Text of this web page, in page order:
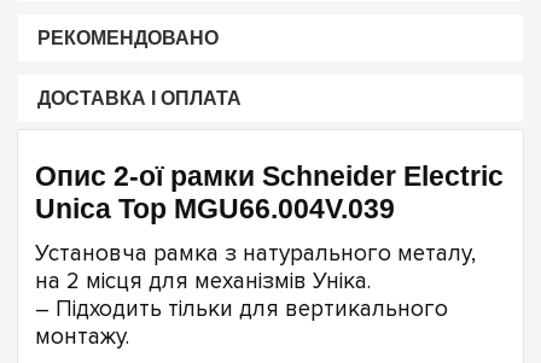
РЕКОМЕНДОВАНО
ДОСТАВКА І ОПЛАТА
Опис 2-ої рамки Schneider Electric
Unica Top MGU66.004V.039
Установча рамка з натурального металу,
на 2 місця для механізмів Уніка.
– Підходить тільки для вертикального
монтажу.